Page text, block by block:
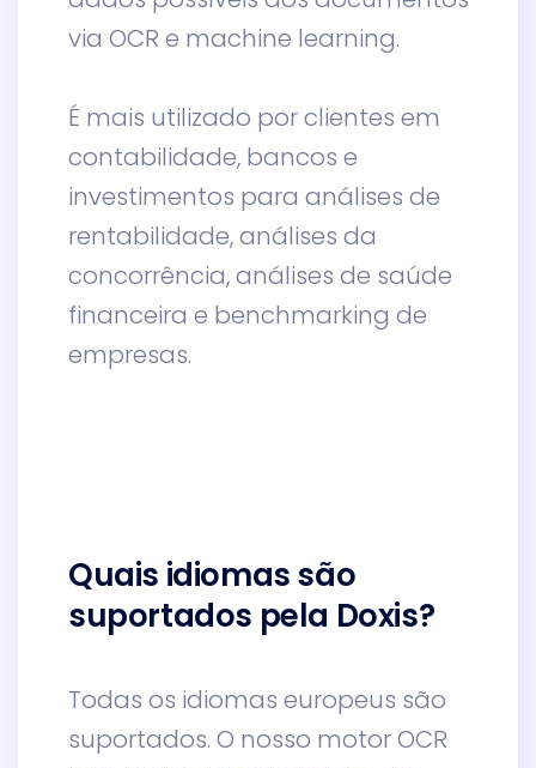
via OCR e machine learning.
É mais utilizado por clientes em
contabilidade, bancos e
investimentos para análises de
rentabilidade, análises da
concorrência, análises de saúde
financeira e benchmarking de
empresas.
Quais idiomas são
suportados pela Doxis?
Todas os idiomas europeus são
suportados. O nosso motor OCR